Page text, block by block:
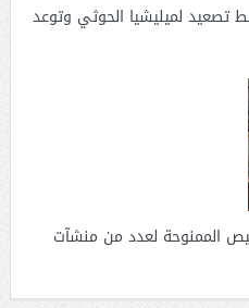
لميليشيا الحوثي وتوعد
الممنوحة لعدد من منشآت